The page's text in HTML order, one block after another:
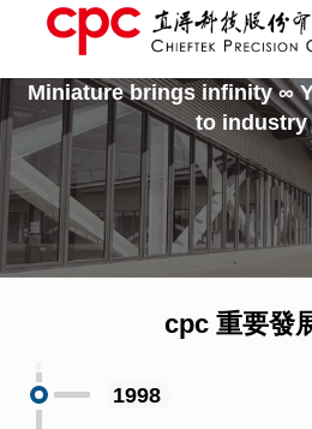
Miniature brings infinity∞
to industry
cpc 重要發
1998